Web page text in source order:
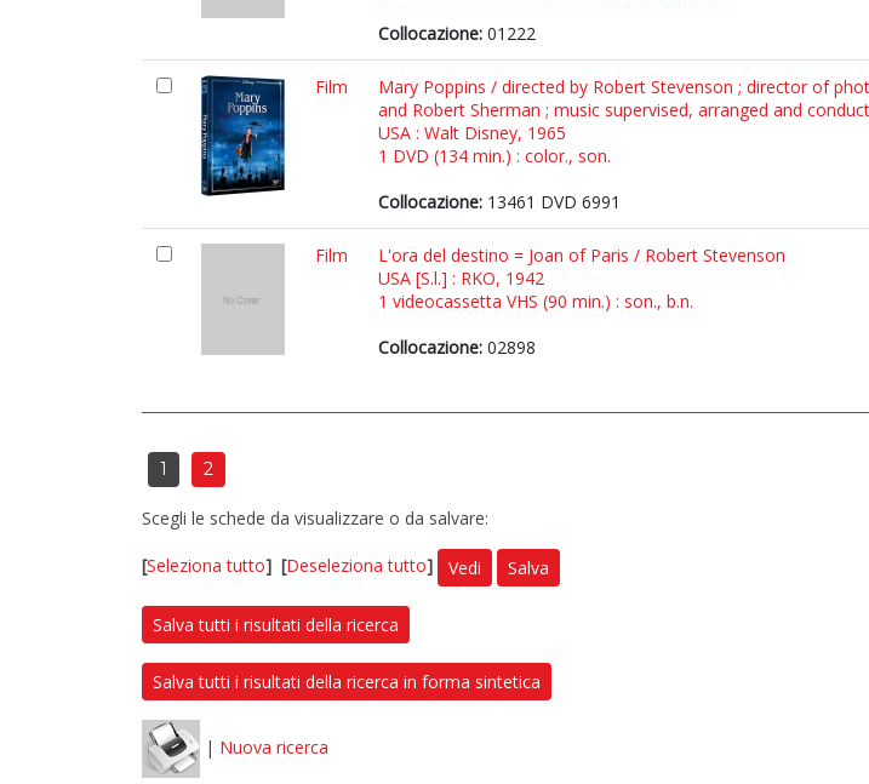
Collocazione: 01222
Film
Mary Poppins / directed by Robert Stevenson ; director of
and Robert Sherman ; music supervised, arranged and
USA : Walt Disney, 1965
1 DVD (134 min.) : color., son.
Collocazione: 13461 DVD 6991
Film
L'ora del destino = Joan of Paris / Robert Stevenson
USA [S.l.] : RKO, 1942
1 videocassetta VHS (90 min.) : son., b.n.
Collocazione: 02898
1 2
Scegli le schede da visualizzare o da salvare:
[Seleziona tutto] [Deseleziona tutto] Vedi Salva
Salva tutti i risultati della ricerca
Salva tutti i risultati della ricerca in forma sintetica
| Nuova ricerca